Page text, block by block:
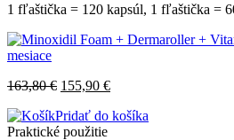
1 fľaštička = 120 kapsúl, 1 fľaštička =
163,80€ 155,90 €
Pridať do košíka
Praktické použitie